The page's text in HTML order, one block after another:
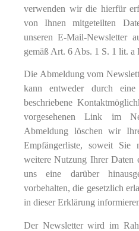
verwenden wir die hierfür
von Ihnen mitgeteilten
unseren E-Mail-Newsletter
gemäß Art. 6 Abs. 1 S. 1 lit. a
Die Abmeldung vom
kann entweder durch
beschriebene
vorgesehenen Link im
Abmeldung löschen wir
Empfängerliste, soweit Sie
weitere Nutzung Ihrer
uns eine darüber
vorbehalten, die gesetzlich
in dieser Erklärung
Der Newsletter wird im